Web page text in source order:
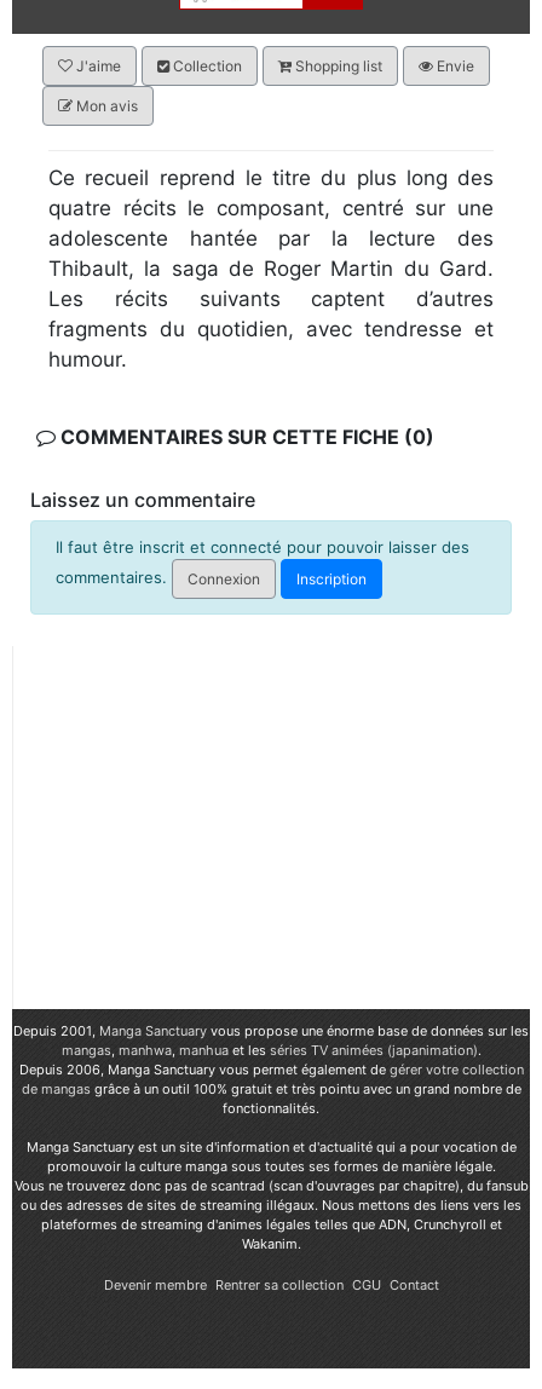
J'aime Collection Shopping list Envie
Mon avis
Ce recueil reprend le titre du plus long des
quatre récits le composant, centré sur une
adolescente hantée par la lecture des
Thibault, la saga de Roger Martin du Gard.
Les récits suivants captent d’autres
fragments du quotidien, avec tendresse et
humour.
COMMENTAIRES SUR CETTE FICHE (0)
Laissez un commentaire
Il faut être inscrit et connecté pour pouvoir laisser des
commentaires.
Connexion Inscription
Depuis 2001, Manga Sanctuary vous propose une énorme base de données sur les
mangas, manhwa, manhuaet les séries TV animées (japanimation).
Depuis 2006, Manga Sanctuary vous permet également de gérer votre collection
de mangasgrâce à un outil 100% gratuit et très pointu avec un grand nombre de
fonctionnalités.
Manga Sanctuary est un site d'information et d'actualité qui a pour vocation de
promouvoir la culture manga sous toutes ses formes de manière légale.
Vous ne trouverez donc pas de scantrad (scan d'ouvrages par chapitre), du fansub
ou des adresses de sites de streaming illégaux. Nous mettons des liens vers les
plateformes de streaming d'animes légales telles que ADN, Crunchyroll et
Wakanim.
Devenir membre Rentrer sa collection CGU Contact